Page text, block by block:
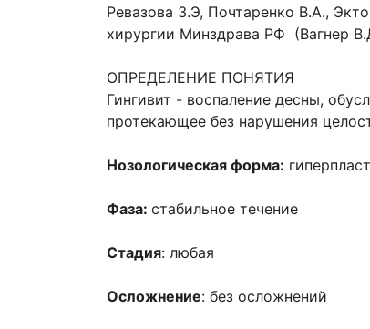
Ревазова З.Э, Почтаренко В.А.,
хирургии Минздрава РФ (Вагнер
ОПРЕДЕЛЕНИЕ ПОНЯТИЯ
Гингивит - воспаление десны,
протекающее без нарушения
Нозологическая форма:
Фаза: стабильное течение
Стадия: любая
Осложнение: без осложнений